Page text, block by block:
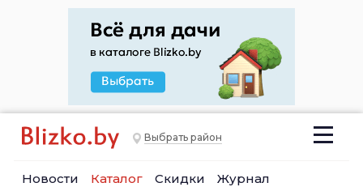
Выбрать район
Новости Каталог Скидки Журнал